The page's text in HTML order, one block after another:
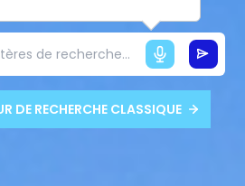
DE RECHERCHE CLASSIQUE